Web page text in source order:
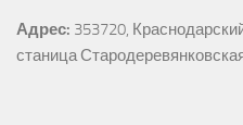
Адрес: 353720,
станица